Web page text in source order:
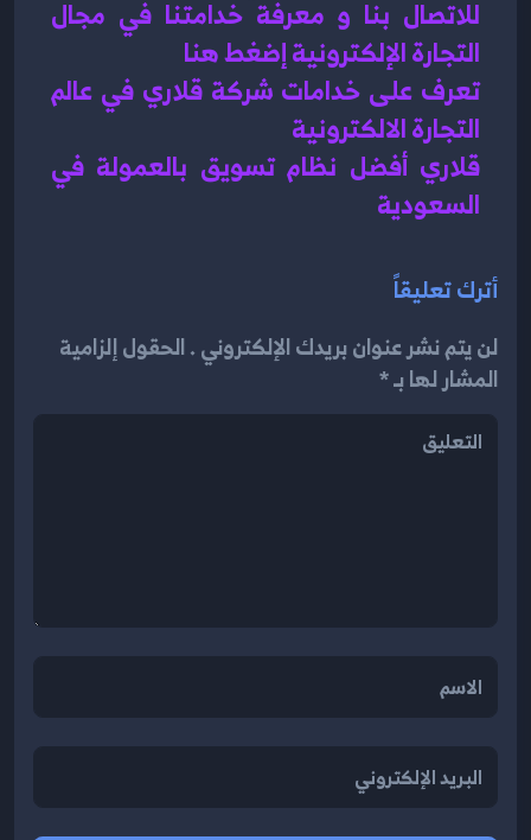
التجارة الإلكترونية إضغط هنا
التجارة الالكترونية
السعودية
أترك تعليقاً
لن يتم نشر عنوان بريدك الإلكتروني . الحقول إلزامية
المشار لها بـ *